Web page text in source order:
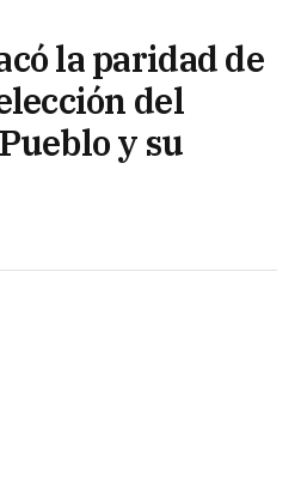
la paridad de
del
y su